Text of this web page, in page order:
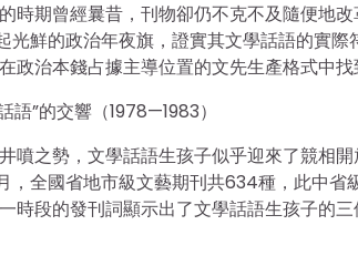
時期曾經曩昔，刊物卻仍不克不及隨便地
光鮮的政治年夜旗，證實其文學話語的實
治本錢占據主導位置的文先生產格式中找
語”的交響（1978—1983）
噴之勢，文學話語生孩子似乎迎來了競相
，全國省地市級文藝期刊共634種，此中
時段的發刊詞顯示出了文學話語生孩子的